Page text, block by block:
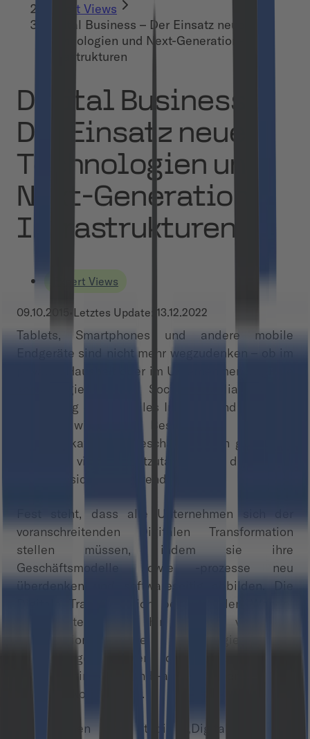
Expert Views
Digital Business – Der Einsatz neuer
Technologien und Next-Generation-
Infrastrukturen
Digital Business –
Der Einsatz neuer
Technologien und
Next-Generation-
Infrastrukturen
Expert Views
09.10.2015 Letztes Update: 13.12.2022
Tablets, Smartphones und andere mobile
Endgeräte sind nicht mehr wegzudenken – ob im
privaten Haushalt oder im Unternehmen. Digitale
Technologien wie Social Media, Cloud
Computing oder mobiles Internet sind längst zu
einem wichtigen Bestandteil für die
Kommunikation im Geschäftsbereich geworden.
Doch wie viel ist heutzutage schon digital und
wie setzt sich dieser Trend fort?
Fest steht, dass alle Unternehmen sich der
voranschreitenden Digitalen Transformation
stellen müssen, indem sie ihre
Geschäftsmodelle sowie -prozesse neu
überdenken und softwareseitig abbilden. Die
Digitale Transformation bedeutet den Wandel
eines Unternehmens hin zu einer vernetzten
Organisation. Neue Technologien und
Anwendungen stellen die Basis für die
Prozessoptimierung und -anpassung an die neue
digitale Ökonomie dar.
Im Rahmen der Studie „Digital Business